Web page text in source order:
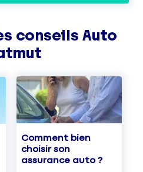
conseils Auto
Comment bien
choisir son
assurance auto ?